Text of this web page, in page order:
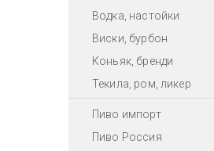
Водка, настойки
Виски, бурбон
Коньяк, бренди
Текила, ром, ликер
Пиво импорт
Пиво Россия